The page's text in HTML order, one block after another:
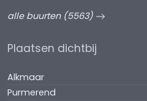
alle buurten (5563)
Plaatsen dichtbij
Alkmaar
Purmerend